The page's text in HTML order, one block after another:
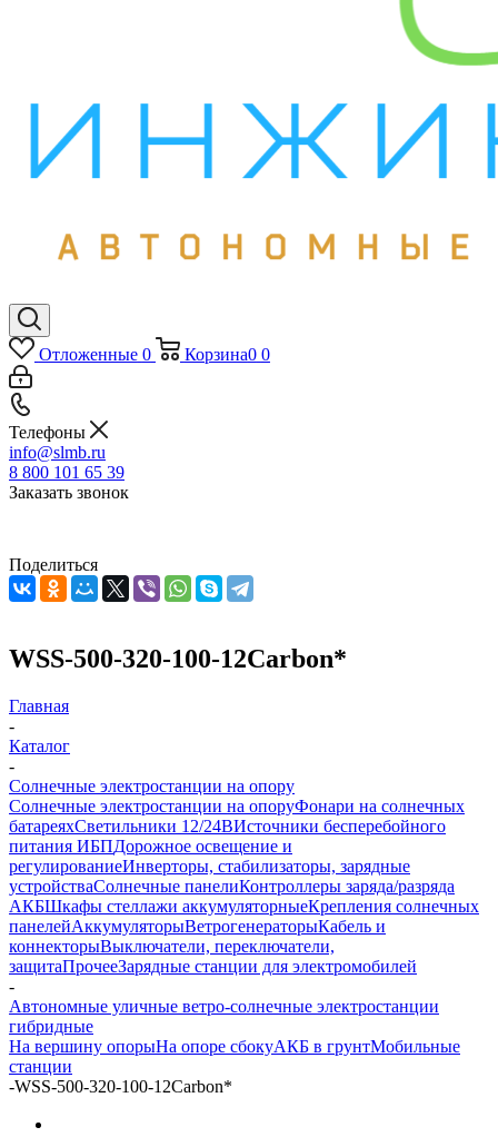
Отложенные 0 Корзина0 0
Телефоны
info@slmb.ru
8 800 101 65 39
Заказать звонок
Поделиться
WSS-500-320-100-12Carbon*
Главная
-
Каталог
-
Солнечные электростанции на опору
Солнечные электростанции на опоруФонари на солнечных
батареяхСветильники 12/24ВИсточники бесперебойного
питания ИБПДорожное освещение и
регулированиеИнверторы, стабилизаторы, зарядные
устройстваСолнечные панелиКонтроллеры заряда/разряда
АКБШкафы стеллажи аккумуляторныеКрепления солнечных
панелейАккумуляторыВетрогенераторыКабель и
коннекторыВыключатели, переключатели,
защитаПрочееЗарядные станции для электромобилей
-
Автономные уличные ветро-солнечные электростанции
гибридные
На вершину опорыНа опоре сбокуАКБ в грунтМобильные
станции
-WSS-500-320-100-12Carbon*